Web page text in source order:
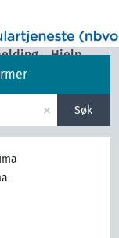
Hjelp
× Søk